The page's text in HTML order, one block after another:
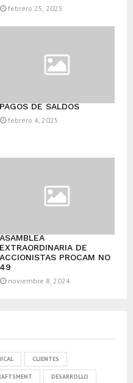
febrero 25, 2025
PAGOS DE SALDOS
febrero 4, 2025
ASAMBLEA
EXTRAORDINARIA DE
ACCIONISTAS PROCAM NO
49
noviembre 8, 2024
CLIENTES
DESARROLLO